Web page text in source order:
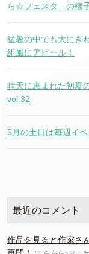
ら☆フェスタ」の様
猛暑の中でも大にぎ
組風にアピール！
晴天に恵まれた初夏
vol.32
5月の土日は毎週イ
最近のコメント
作品を見ると作家さ